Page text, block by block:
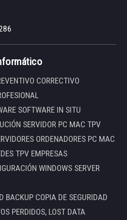
CORRECTIVO
SOFTWARE IN SITU
SERVIDOR PC MAC TPV
ORDENADORES PC MAC
TPV EMPRESAS
WINDOWS SERVER
BACKUP COPIA DE SEGURIDAD
PERDIDOS, LOST DATA